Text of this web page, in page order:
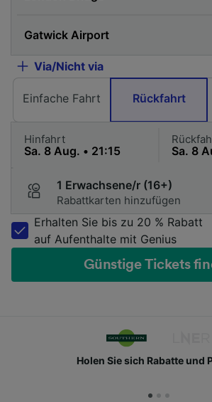
Via/Nicht via
Einfache Fahrt Rückfahrt
Hinfahrt
1 Erwachsene/r (16+)
Rabattkarten hinzufügen
Erhalten Sie bis zu 20 % Rabatt
auf Aufenthalte mit Genius
Günstige Tickets
Holen Sie sich Rabatte und